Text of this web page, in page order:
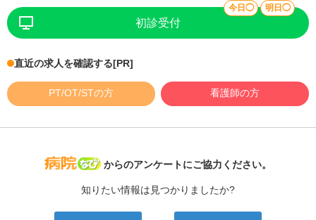
初診受付
今日◯ 明日◯
直近の求人を確認する[PR]
PT/OT/STの方 看護師の方
病院なび
からのアンケートにご協力ください。
知りたい情報は見つかりましたか?